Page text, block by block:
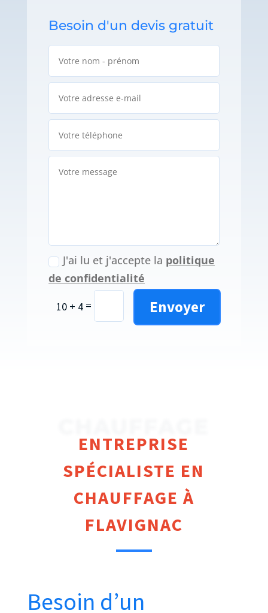
Besoin d'un devis gratuit
J'ai lu et j'accepte la politique
de confidentialité
10 + 4= Envoyer
ENTREPRISE
SPÉCIALISTE EN
CHAUFFAGE À
FLAVIGNAC
Besoin d’un